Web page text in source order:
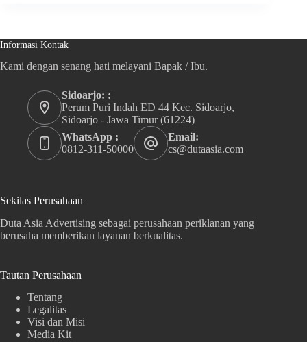
Informasi Kontak
Kami dengan senang hati melayani Bapak / Ibu.
Sidoarjo: :
Perum Puri Indah ED 44 Kec. Sidoarjo,
Sidoarjo - Jawa Timur (61224)
WhatsApp :
0812-311-50000
Email:
cs@dutaasia.com
Sekilas Perusahaan
Duta Asia Advertising sebagai perusahaan periklanan yang
berusaha memberikan layanan berkualitas.
Tautan Perusahaan
Tentang
Legalitas
Visi dan Misi
Media Kit